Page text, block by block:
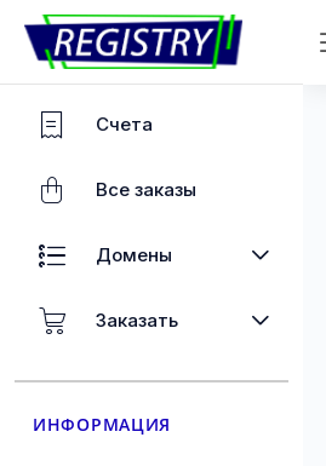
Счета
Все заказы
Домены
Заказать
ИНФОРМАЦИЯ